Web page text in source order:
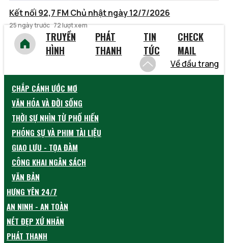
Kết nối 92,7 FM Chủ nhật ngày 12/7/2026
25 ngày trước 72 lượt xem
TRUYỀN
HÌNH
PHÁT
THANH
TIN
TỨC
CHECK
MAIL
Về đầu trang
CHẮP CÁNH ƯỚC MƠ
VĂN HÓA VÀ ĐỜI SỐNG
THỜI SỰ NHÌN TỪ PHỐ HIẾN
PHÓNG SỰ VÀ PHIM TÀI LIỆU
GIAO LƯU - TỌA ĐÀM
CÔNG KHAI NGÂN SÁCH
VĂN BẢN
HƯNG YÊN 24/7
AN NINH - AN TOÀN
NÉT ĐẸP XỨ NHÃN
PHÁT THANH